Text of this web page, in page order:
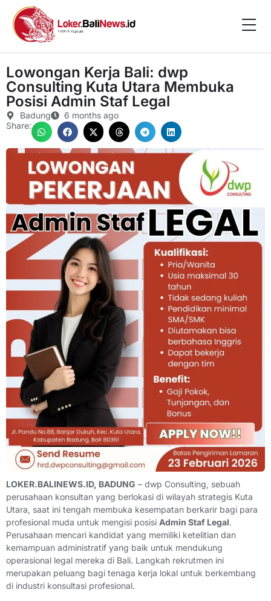
Lowongan Kerja Bali: dwp
Consulting Kuta Utara Membuka
Posisi Admin Staf Legal
Badung
6 months ago
Share:
LOKER.BALINEWS.ID, BADUNG – dwp Consulting, sebuah
perusahaan konsultan yang berlokasi di wilayah strategis Kuta
Utara, saat ini tengah membuka kesempatan berkarir bagi para
profesional muda untuk mengisi posisi Admin Staf Legal.
Perusahaan mencari kandidat yang memiliki ketelitian dan
kemampuan administratif yang baik untuk mendukung
operasional legal mereka di Bali. Langkah rekrutmen ini
merupakan peluang bagi tenaga kerja lokal untuk berkembang
di industri konsultasi profesional.